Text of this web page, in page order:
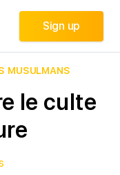
Sign up
Sign up
MUSULMANS
le culte